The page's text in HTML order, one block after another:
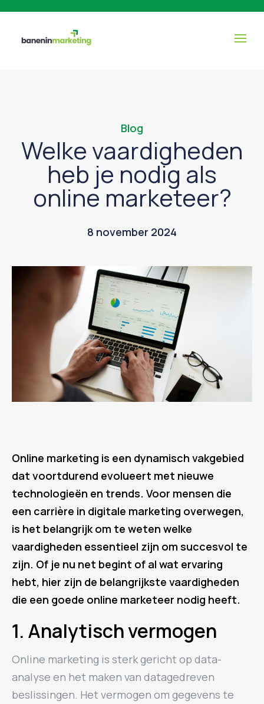
Blog
Welke vaardigheden
heb je nodig als
online marketeer?
8 november 2024
Online marketing is een dynamisch vakgebied
dat voortdurend evolueert met nieuwe
technologieën en trends. Voor mensen die
een carrière in digitale marketing overwegen,
is het belangrijk om te weten welke
vaardigheden essentieel zijn om succesvol te
zijn. Of je nu net begint of al wat ervaring
hebt, hier zijn de belangrijkste vaardigheden
die een goede online marketeer nodig heeft.
1. Analytisch vermogen
Online marketing is sterk gericht op data-
analyse en het maken van datagedreven
beslissingen. Het vermogen om gegevens te